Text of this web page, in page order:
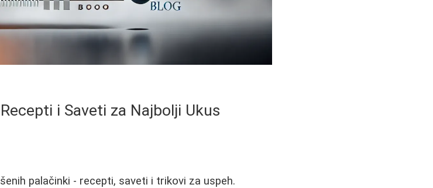
i Saveti za Najbolji Ukus
palačinki - recepti, saveti i trikovi za uspeh.